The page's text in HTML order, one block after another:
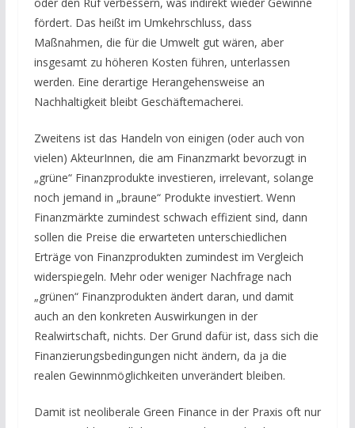
fördert. Das heißt im Umkehrschluss, dass
Maßnahmen, die für die Umwelt gut wären, aber
insgesamt zu höheren Kosten führen, unterlassen
werden. Eine derartige Herangehensweise an
Nachhaltigkeit bleibt Geschäftemacherei.
Zweitens ist das Handeln von einigen (oder auch von
vielen) AkteurInnen, die am Finanzmarkt bevorzugt in
„grüne“ Finanzprodukte investieren, irrelevant, solange
noch jemand in „braune“ Produkte investiert. Wenn
Finanzmärkte zumindest schwach effizient sind, dann
sollen die Preise die erwarteten unterschiedlichen
Erträge von Finanzprodukten zumindest im Vergleich
widerspiegeln. Mehr oder weniger Nachfrage nach
„grünen“ Finanzprodukten ändert daran, und damit
auch an den konkreten Auswirkungen in der
Realwirtschaft, nichts. Der Grund dafür ist, dass sich die
Finanzierungsbedingungen nicht ändern, da ja die
realen Gewinnmöglichkeiten unverändert bleiben.
Damit ist neoliberale Green Finance in der Praxis oft nur